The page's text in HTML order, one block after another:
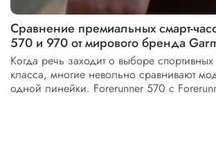
Сравнение премиальных смарт-
570 и 970 от мирового бренда
Когда речь заходит о выборе
класса, многие невольно сравнивают
одной линейки. Forerunner 570 с